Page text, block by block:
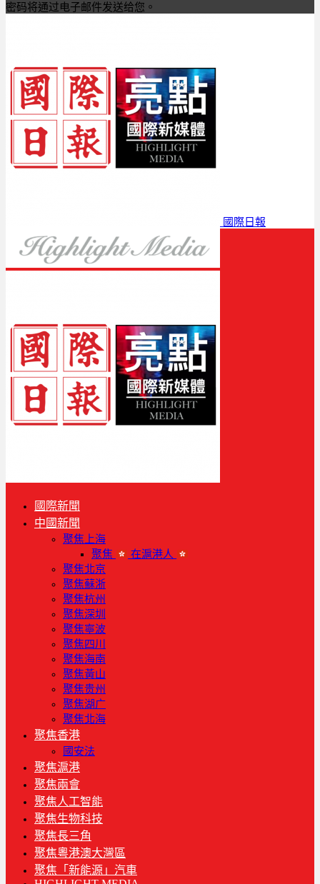
密码将通过电子邮件发送给您。
國際日報
國際新聞
中國新聞
聚焦上海
聚焦
在滬港人
聚焦北京
聚焦蘇浙
聚焦杭州
聚焦深圳
聚焦寧波
聚焦四川
聚焦海南
聚焦黃山
聚焦贵州
聚焦湖广
聚焦北海
聚焦香港
國安法
聚焦滬港
聚焦兩會
聚焦人工智能
聚焦生物科技
聚焦長三角
聚焦粵港澳大灣區
聚焦「新能源」汽車